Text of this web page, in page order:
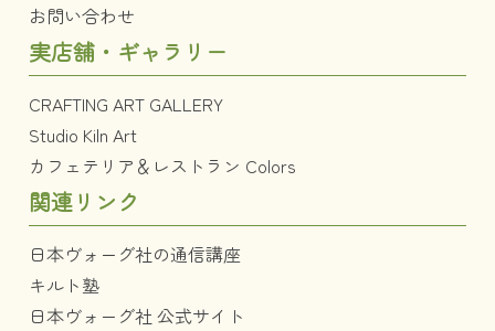
お問い合わせ
実店舗・ギャラリー
CRAFTING ART GALLERY
Studio Kiln Art
カフェテリア＆レストラン Colors
関連リンク
日本ヴォーグ社の通信講座
キルト塾
日本ヴォーグ社 公式サイト